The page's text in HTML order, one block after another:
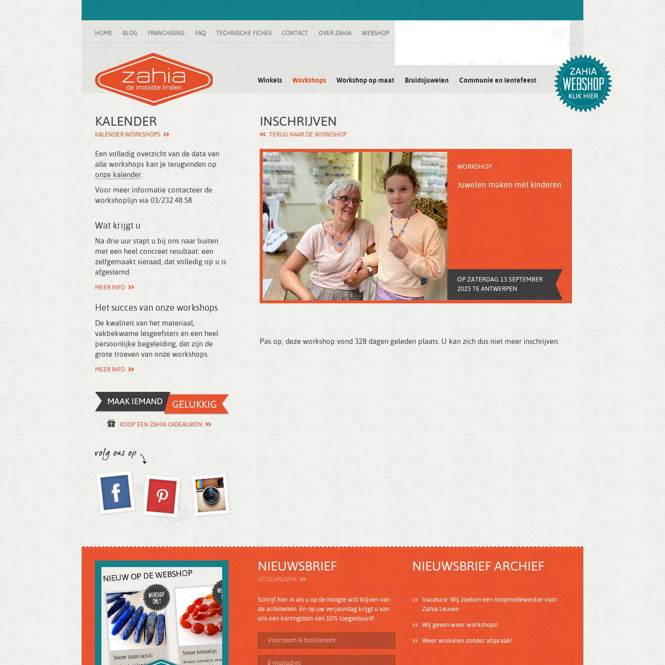
HOME BLOG FRANCHISING FAQ TECHNISCHE FICHES CONTACT OVER ZAHIA WEBSHOP
Winkels Workshops Workshop op maat Bruidsjuwelen Communie en lentefeest
INSCHRIJVEN
TERUG NAAR DE WORKSHOP
WORKSHOP
Juwelen maken met kinderen
OP ZATERDAG 13 SEPTEMBER
2025 TE ANTWERPEN
Pas op, deze workshop vond 328 dagen geleden plaats. U kan zich dus niet meer inschrijven.
KALENDER
KALENDER WORKSHOPS
Een volledig overzicht van de data van
alle workshops kan je terugvinden op
onze kalender.
Voor meer informatie contacteer de
workshoplijn via 03/232.48.58
Wat krijgt u
Na drie uur stapt u bij ons naar buiten
met een heel concreet resultaat: een
zelfgemaakt sieraad, dat volledig op u is
afgestemd.
MEER INFO
Het succes van onze workshops
De kwaliteit van het materiaal,
vakbekwame lesgeefsters en een heel
persoonlijke begeleiding, dat zijn de
grote troeven van onze workshops.
MEER INFO
KOOP EEN ZAHIA CADEAUBON
NIEUWSBRIEF
UITSCHRIJVEN
Schrijf hier in als u op de hoogte wilt blijven van
de activiteiten. En op uw verjaardag krijgt u van
ons een kortingsbon van 10% toegestuurd!
NIEUWSBRIEF ARCHIEF
Vacature: Wij zoeken een shopmedewerker voor
Zahia Leuven
Wij geven weer workshops!
Weer winkelen zonder afspraak!